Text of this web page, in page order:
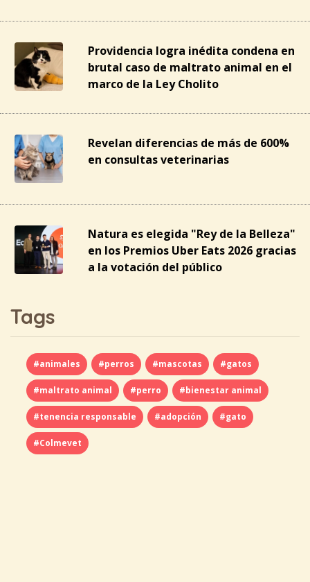
Providencia logra inédita condena en
brutal caso de maltrato animal en el
marco de la Ley Cholito
Revelan diferencias de más de 600%
en consultas veterinarias
Natura es elegida "Rey de la Belleza"
en los Premios Uber Eats 2026 gracias
a la votación del público
Tags
#animales #perros #mascotas #gatos
#maltrato animal #perro #bienestar animal
#tenencia responsable #adopción #gato
#Colmevet